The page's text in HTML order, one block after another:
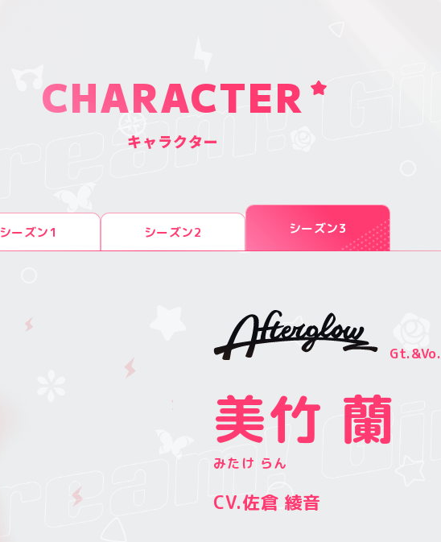
CHARACTER
キャラクター
シーズン1 シーズン2 シーズン3
Gt.&Vo.
美竹 蘭
みたけ らん
CV.佐倉 綾音